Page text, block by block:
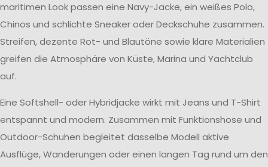
maritimen Look passen eine Navy-Jacke, ein weißes Polo,
Chinos und schlichte Sneaker oder Deckschuhe zusammen.
Streifen, dezente Rot- und Blautöne sowie klare Materialien
greifen die Atmosphäre von Küste, Marina und Yachtclub
auf.
Eine Softshell- oder Hybridjacke wirkt mit Jeans und T-Shirt
entspannt und modern. Zusammen mit Funktionshose und
Outdoor-Schuhen begleitet dasselbe Modell aktive
Ausflüge, Wanderungen oder einen langen Tag rund um den